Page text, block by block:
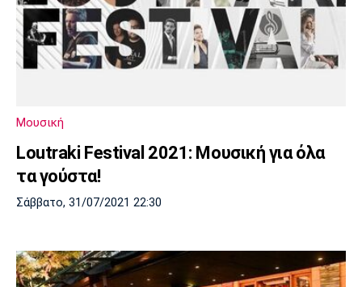
Μουσική
Loutraki Festival 2021: Μουσική για όλα
τα γούστα!
Σάββατο, 31/07/2021 22:30